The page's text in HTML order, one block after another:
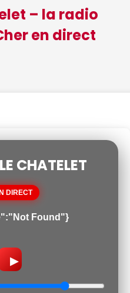
– la radio
en direct
CHATELET
DIRECT
Found"}
▶